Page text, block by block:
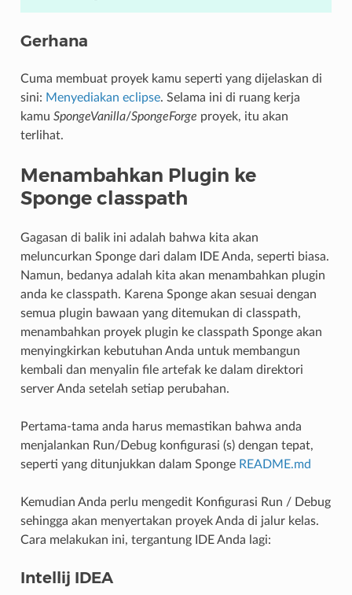
Gerhana
Cuma membuat proyek kamu seperti yang dijelaskan di
sini: Menyediakan eclipse. Selama ini di ruang kerja
kamu SpongeVanilla/SpongeForge proyek, itu akan
terlihat.
Menambahkan Plugin ke
Sponge classpath
Gagasan di balik ini adalah bahwa kita akan
meluncurkan Sponge dari dalam IDE Anda, seperti biasa.
Namun, bedanya adalah kita akan menambahkan plugin
anda ke classpath. Karena Sponge akan sesuai dengan
semua plugin bawaan yang ditemukan di classpath,
menambahkan proyek plugin ke classpath Sponge akan
menyingkirkan kebutuhan Anda untuk membangun
kembali dan menyalin file artefak ke dalam direktori
server Anda setelah setiap perubahan.
Pertama-tama anda harus memastikan bahwa anda
menjalankan Run/Debug konfigurasi (s) dengan tepat,
seperti yang ditunjukkan dalam Sponge README.md
Kemudian Anda perlu mengedit Konfigurasi Run / Debug
sehingga akan menyertakan proyek Anda di jalur kelas.
Cara melakukan ini, tergantung IDE Anda lagi:
Intellij IDEA